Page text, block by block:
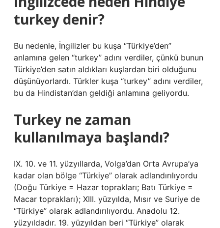
turkey denir?
Bu nedenle, İngilizler bu kuşa “Türkiye’den”
anlamına gelen “turkey” adını verdiler, çünkü bunun
Türkiye’den satın aldıkları kuşlardan biri olduğunu
düşünüyorlardı. Türkler kuşa “turkey” adını verdiler,
bu da Hindistan’dan geldiği anlamına geliyordu.
Turkey ne zaman
kullanılmaya başlandı?
IX. 10. ve 11. yüzyıllarda, Volga’dan Orta Avrupa’ya
kadar olan bölge “Türkiye” olarak adlandırılıyordu
(Doğu Türkiye = Hazar toprakları; Batı Türkiye =
Macar toprakları); XIII. yüzyılda, Mısır ve Suriye de
“Türkiye” olarak adlandırılıyordu. Anadolu 12.
yüzyıldadır. 19. yüzyıldan beri “Türkiye” olarak